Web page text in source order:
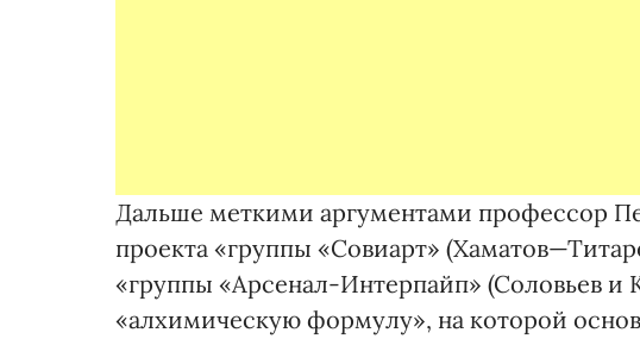
Дальше меткими аргументами профессор
проекта «группы «Совиарт»
«группы «Арсенал-Интерпайп» (Соловьев и
«алхимическую формулу», на которой